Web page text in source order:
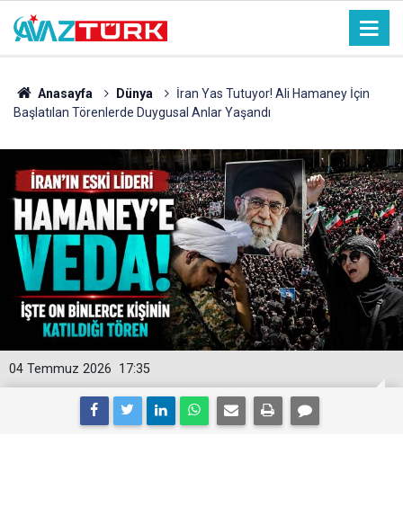
Anasayfa Dünya
İran Yas Tutuyor! Ali Hamaney İçin
Başlatılan Törenlerde Duygusal Anlar Yaşandı
17:35
04 Temmuz 2026